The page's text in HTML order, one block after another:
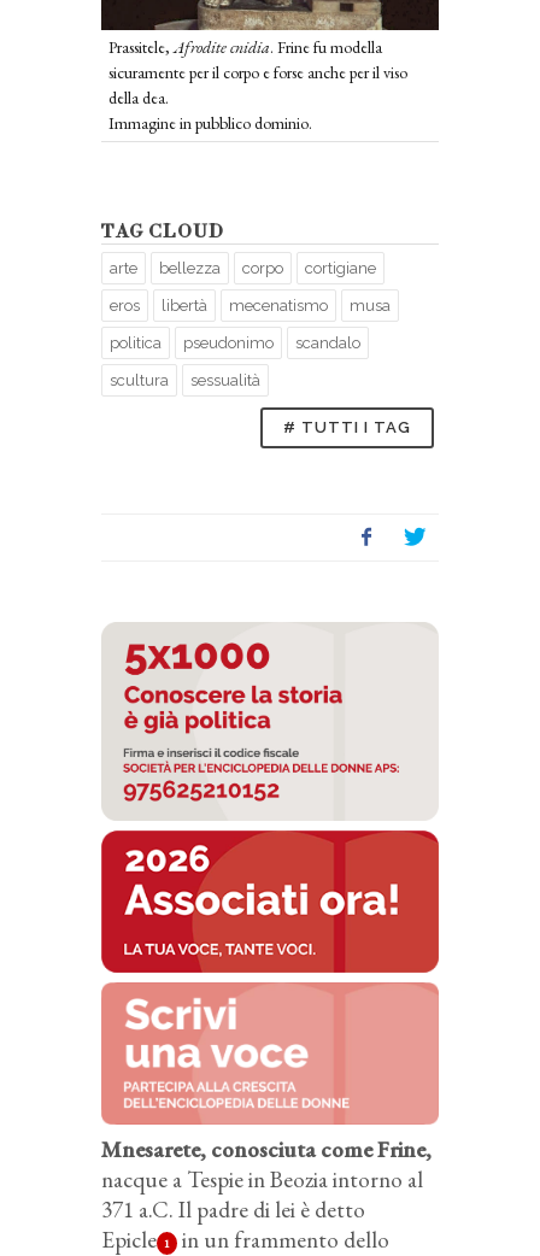
Prassitele,Afrodite cnidia. Frine fu modella
sicuramente per il corpo e forse anche per il viso
della dea.
Immagine in pubblico dominio.
TAG CLOUD
arte bellezza corpo cortigiane
eros libertà mecenatismo musa
politica pseudonimo scandalo
scultura sessualità
# TUTTI I TAG
Mnesarete, conosciuta come Frine,
nacque a Tespie in Beozia intorno al
371 a.C. Il padre di lei è detto
Epicle 1
in un frammento dello